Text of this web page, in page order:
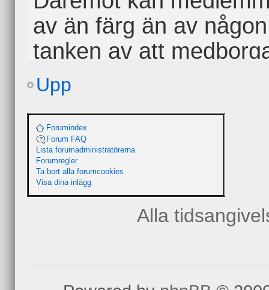
av än färg än av
tanken av att
och inte överlämna
på valdagen 4 år
vill vara med att
och om vad vi vill. Läs
representativ
längre ifrån
västvärldens
Kampen för de
Upp
Forumindex
Forum FAQ
Lista forumadministratörerna
Forumregler
Ta bort alla forumcookies
Visa dina inlägg
Alla